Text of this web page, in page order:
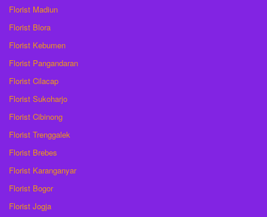
Florist Madiun
Florist Blora
Florist Kebumen
Florist Pangandaran
Florist Cilacap
Florist Sukoharjo
Florist Cibinong
Florist Trenggalek
Florist Brebes
Florist Karanganyar
Florist Bogor
Florist Jogja